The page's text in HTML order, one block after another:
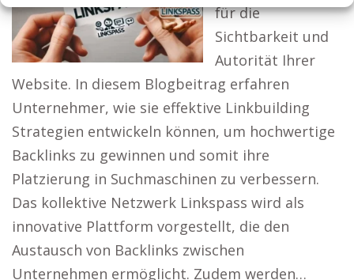
für die
Sichtbarkeit und
Autorität Ihrer
Website. In diesem Blogbeitrag erfahren
Unternehmer, wie sie effektive Linkbuilding
Strategien entwickeln können, um hochwertige
Backlinks zu gewinnen und somit ihre
Platzierung in Suchmaschinen zu verbessern.
Das kollektive Netzwerk Linkspass wird als
innovative Plattform vorgestellt, die den
Austausch von Backlinks zwischen
Unternehmen ermöglicht. Zudem werden…